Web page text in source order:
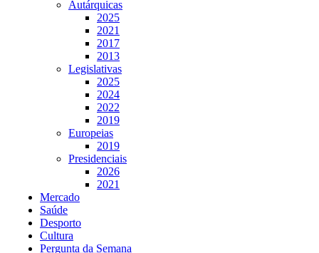
Autárquicas
2025
2021
2017
2013
Legislativas
2025
2024
2022
2019
Europeias
2019
Presidenciais
2026
2021
Mercado
Saúde
Desporto
Cultura
Pergunta da Semana